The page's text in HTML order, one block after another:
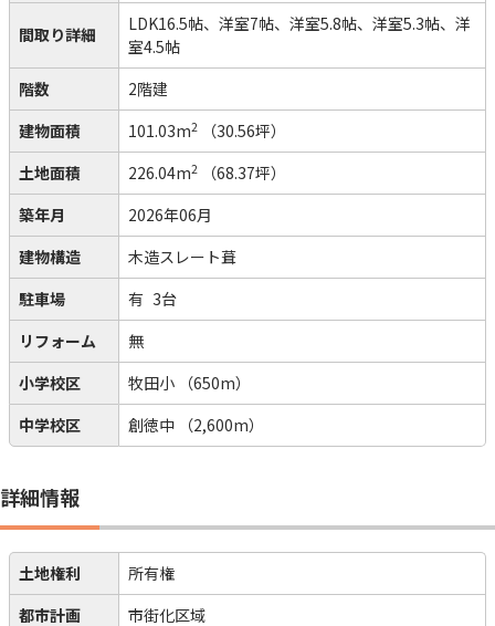
間取り詳細
LDK16.5帖、洋室7帖、洋室5.8帖、洋室5.3帖、洋
室4.5帖
階数
2階建
建物面積
101.03m2
（30.56坪）
土地面積
226.04m2
（68.37坪）
築年月
2026年06月
建物構造
木造スレート葺
駐車場
有 3台
リフォーム
無
小学校区
牧田小
（650m）
中学校区
創徳中 （2,600m）
詳細情報
土地権利
所有権
都市計画
市街化区域